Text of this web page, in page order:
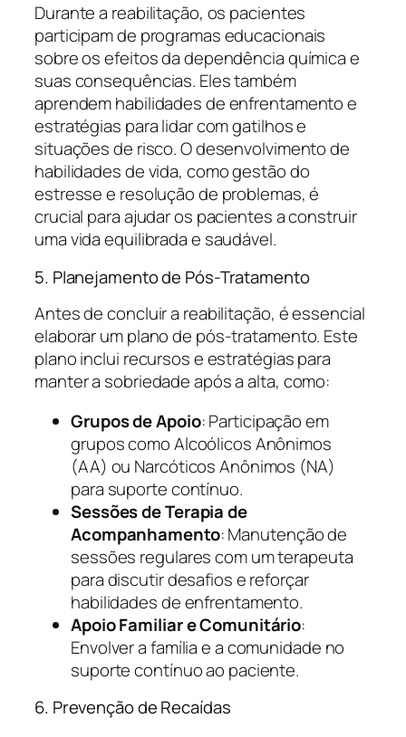
Durante a reabilitação, os pacientes
participam de programas educacionais
sobre os efeitos da dependência química e
suas consequências. Eles também
aprendem habilidades de enfrentamento e
estratégias para lidar com gatilhos e
situações de risco. O desenvolvimento de
habilidades de vida, como gestão do
estresse e resolução de problemas, é
crucial para ajudar os pacientes a construir
uma vida equilibrada e saudável.
5. Planejamento de Pós-Tratamento
Antes de concluir a reabilitação, é essencial
elaborar um plano de pós-tratamento. Este
plano inclui recursos e estratégias para
manter a sobriedade após a alta, como:
Grupos de Apoio: Participação em
grupos como Alcoólicos Anônimos
(AA) ou Narcóticos Anônimos (NA)
para suporte contínuo.
Sessões de Terapia de
Acompanhamento: Manutenção de
sessões regulares com um terapeuta
para discutir desafios e reforçar
habilidades de enfrentamento.
Apoio Familiar e Comunitário:
Envolver a família e a comunidade no
suporte contínuo ao paciente.
6. Prevenção de Recaídas